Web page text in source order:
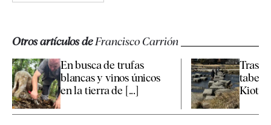
Otros artículos deFrancisco Carrión
En busca de trufas
blancas y vinos únicos
en la tierra de [...]
Tras
Kioto